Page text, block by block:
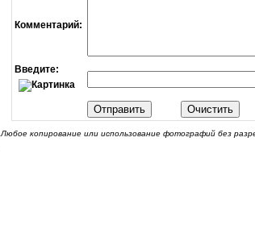
Комментарий:
Введите:
Любое копирование или использование фотографий без